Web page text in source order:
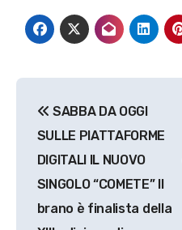
articoli
SABBA DA OGGI
SULLE PIATTAFORME
DIGITALI IL NUOVO
SINGOLO “COMETE” Il
brano è finalista della